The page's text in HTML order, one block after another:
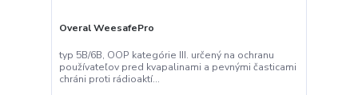
Overal WeesafePro
typ 5B/6B, OOP kategórie III. určený na ochranu
používateľov pred kvapalinami a pevnými časticami
chráni proti rádioaktí...